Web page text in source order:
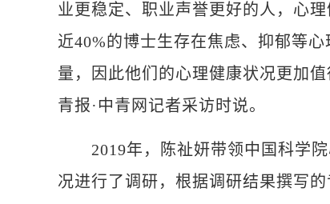
业更稳定、职业声誉更好的人，心
近40%的博士生存在焦虑、抑郁等
量，因此他们的心理健康状况更加
青报·中青网记者采访时说。
2019年，陈祉妍带领中国科学院
况进行了调研，根据调研结果撰写